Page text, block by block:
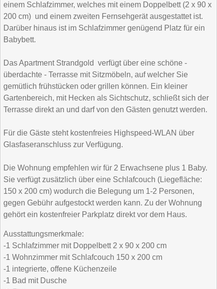
einem Schlafzimmer, welches mit einem Doppelbett (2 x 90 x
200 cm) und einem zweiten Fernsehgerät ausgestattet ist.
Darüber hinaus ist im Schlafzimmer genügend Platz für ein
Babybett.
Das Apartment Strandgold verfügt über eine schöne -
überdachte - Terrasse mit Sitzmöbeln, auf welcher Sie
gemütlich frühstücken oder grillen können. Ein kleiner
Gartenbereich, mit Hecken als Sichtschutz, schließt sich der
Terrasse direkt an und darf von den Gästen genutzt werden.
Für die Gäste steht kostenfreies Highspeed-WLAN über
Glasfaseranschluss zur Verfügung.
Die Wohnung empfehlen wir für 2 Erwachsene plus 1 Baby.
Sie verfügt zusätzlich über eine Schlafcouch (Liegefläche:
150 x 200 cm) wodurch die Belegung um 1-2 Personen,
gegen Gebühr aufgestockt werden kann. Zu der Wohnung
gehört ein kostenfreier Parkplatz direkt vor dem Haus.
Ausstattungsmerkmale:
-1 Schlafzimmer mit Doppelbett 2 x 90 x 200 cm
-1 Wohnzimmer mit Schlafcouch 150 x 200 cm
-1 integrierte, offene Küchenzeile
-1 Bad mit Dusche